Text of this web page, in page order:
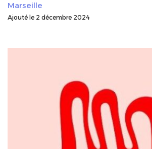
Marseille
Ajouté le 2 décembre 2024